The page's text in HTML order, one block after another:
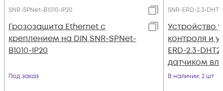
SNR-SPNet-B1010-IP20
Грозозащита Ethernet с
креплением на DIN SNR-SPNet-
B1010-IP20
Под заказ
SNR-ERD-2.3-
Устройство
контроля и
ERD-2.3-
датчиком
В наличии: 2 шт